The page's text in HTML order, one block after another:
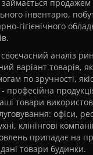
продажем
інвентарю,
гігієнічного
аналіз
варіант товарів,
по зручності,
товари
офіси,
клінінгові
припадає на
товари будинки.